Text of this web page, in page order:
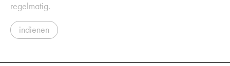
regelmatig.
indienen